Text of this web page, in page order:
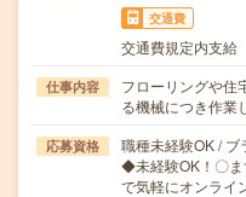
交通費
交通費規定内支給
仕事内容
フローリングや住
る機械につき作業
応募資格
職種未経験OK / ブ
◆未経験OK！〇ま
で気軽にオンラ